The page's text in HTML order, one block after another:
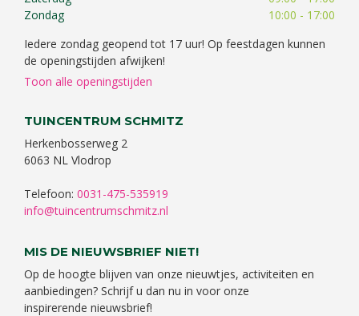
Zondag
10:00 - 17:00
Iedere zondag geopend tot 17 uur! Op feestdagen kunnen
de openingstijden afwijken!
Toon alle openingstijden
TUINCENTRUM SCHMITZ
Herkenbosserweg 2
6063 NL Vlodrop
Telefoon: 0031-475-535919
info@tuincentrumschmitz.nl
MIS DE NIEUWSBRIEF NIET!
Op de hoogte blijven van onze nieuwtjes, activiteiten en
aanbiedingen? Schrijf u dan nu in voor onze
inspirerende nieuwsbrief!